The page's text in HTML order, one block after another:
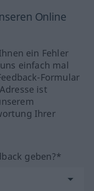
Online
ein Fehler
einfach mal
Formular
ist
Ihrer
geben?*